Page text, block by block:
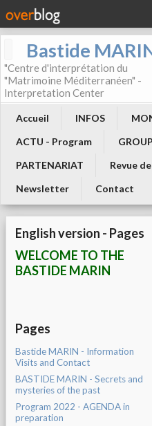
Bastide
"Centre d'interprétation du
"Matrimoine Méditerranéen" -
Interpretation Center
Accueil INFOS
ACTU - Program
PARTENARIAT
Revue
Newsletter
Contact
English version - Pages
WELCOME TO THE
BASTIDE MARIN
Pages
Bastide MARIN - Information
Visits and Contact
BASTIDE MARIN - Secrets and
mysteries of the past
Program 2022 - AGENDA in
preparation